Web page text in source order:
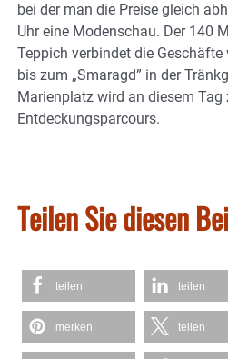
bei der man die Preise gleich
Uhr eine Modenschau. Der 140
Teppich verbindet die Geschäfte
bis zum „Smaragd” in der
Marienplatz wird an diesem Tag
Entdeckungsparcours.
Teilen Sie diesen
teilen teilen
merken teilen